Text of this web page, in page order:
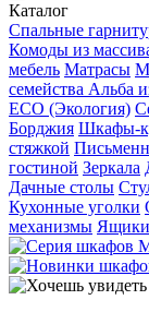
Каталог
Спальные
Комоды из
мебель Матрасы
семейства Альба
ECO (Экология)
Борджия Шкафы-
стяжкой
гостиной Зеркала
Дачные столы
Кухонные уголки
механизмы Ящики